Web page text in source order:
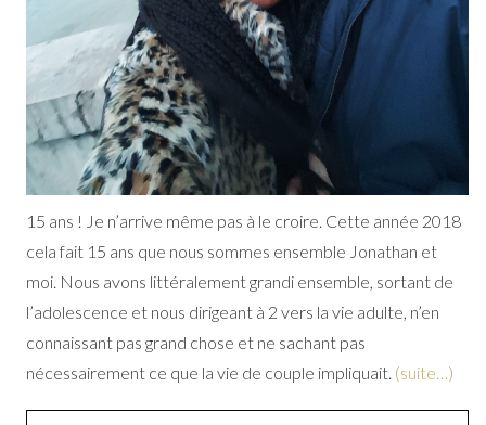
15 ans ! Je n’arrive même pas à le croire. Cette année 2018
cela fait 15 ans que nous sommes ensemble Jonathan et
moi. Nous avons littéralement grandi ensemble, sortant de
l’adolescence et nous dirigeant à 2 vers la vie adulte, n’en
connaissant pas grand chose et ne sachant pas
nécessairement ce que la vie de couple impliquait. (suite…)